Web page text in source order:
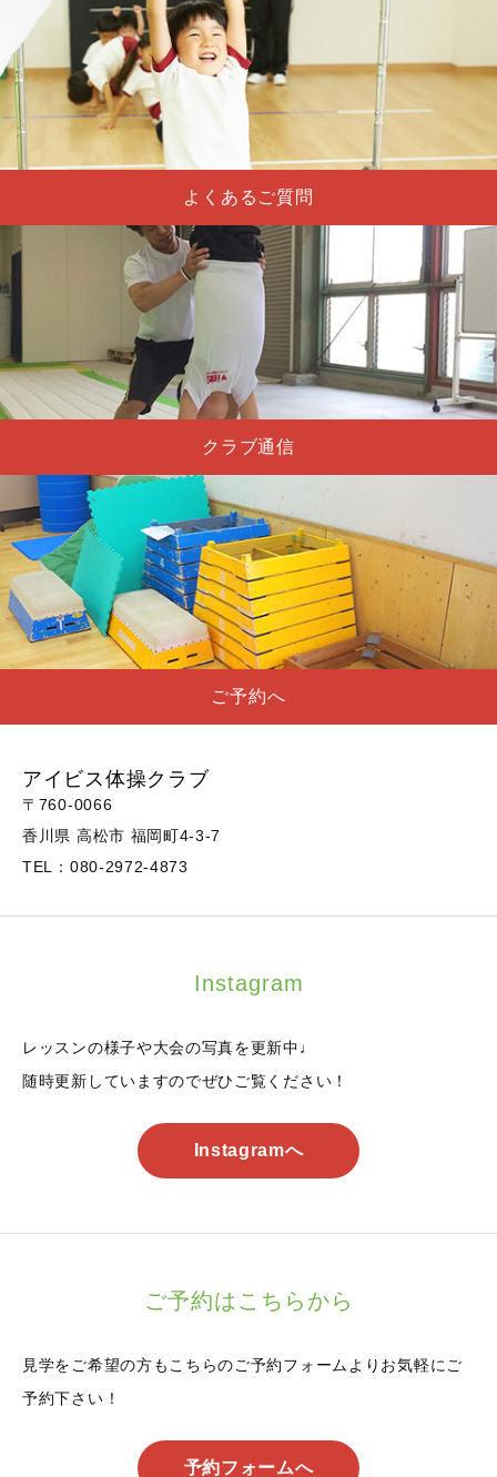
よくあるご質問
クラブ通信
ご予約へ
アイビス体操クラブ
〒760-0066
香川県 高松市 福岡町4-3-7
TEL：080-2972-4873
Instagram
レッスンの様子や大会の写真を更新中♩
随時更新していますのでぜひご覧ください！
Instagramへ
ご予約はこちらから
見学をご希望の方もこちらのご予約フォームよりお気軽にご
予約下さい！
予約フォームへ